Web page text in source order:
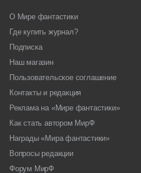
О Мире фантастики
Где купить журнал?
Подписка
Наш магазин
Пользовательское соглашение
Контакты и редакция
Реклама на «Мире фантастики»
Как стать автором МирФ
Награды «Мира фантастики»
Вопросы редакции
Форум МирФ